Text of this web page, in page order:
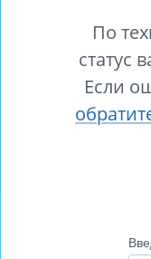
По
статус
Если